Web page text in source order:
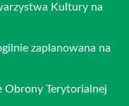
Kultury na
zaplanowana na
Obrony Terytorialnej